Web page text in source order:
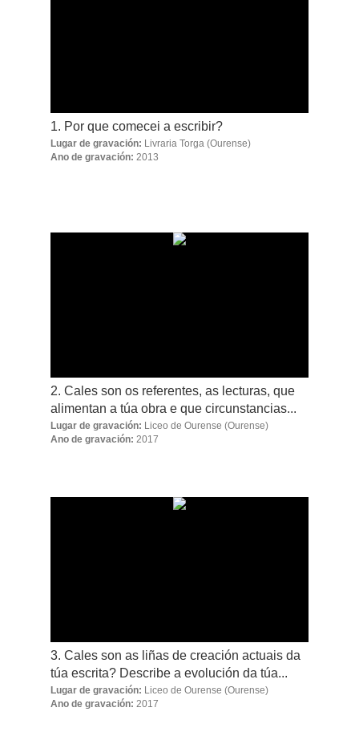
1. Por que comecei a escribir?
Lugar de gravación: Livraria Torga (Ourense)
Ano de gravación: 2013
2. Cales son os referentes, as lecturas, que
alimentan a túa obra e que circunstancias...
Lugar de gravación: Liceo de Ourense (Ourense)
Ano de gravación: 2017
3. Cales son as liñas de creación actuais da
túa escrita? Describe a evolución da túa...
Lugar de gravación: Liceo de Ourense (Ourense)
Ano de gravación: 2017